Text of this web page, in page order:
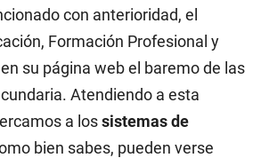
con anterioridad, el
Formación Profesional y
su página web el baremo de las
Atendiendo a esta
a lossistemas de
bien sabes, pueden verse